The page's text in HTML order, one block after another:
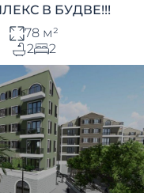
В БУДВЕ!!!
78 м²
2
2